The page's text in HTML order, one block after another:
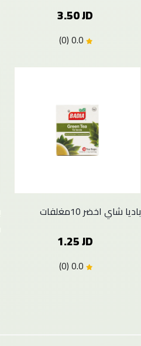
3.50 JD
باديا شاي اخضر 10مغلفات
1.25 JD